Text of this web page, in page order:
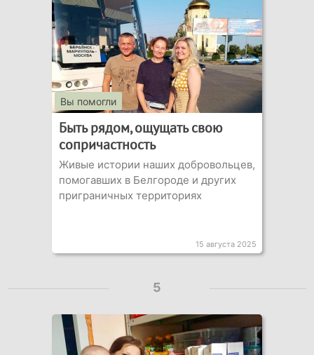
Вы помогли
Быть рядом, ощущать свою
сопричастность
Живые истории наших добровольцев,
помогавших в Белгороде и других
приграничных территориях
15 августа 2025
5